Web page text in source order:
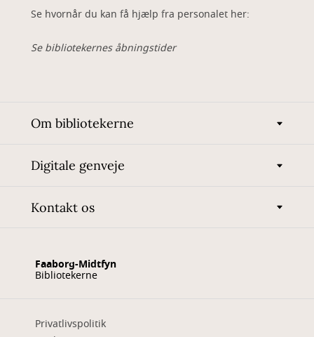
Se hvornår du kan få hjælp fra personalet her:
Se bibliotekernes åbningstider
Om bibliotekerne
Digitale genveje
Kontakt os
Faaborg-Midtfyn
Bibliotekerne
Privatlivspolitik